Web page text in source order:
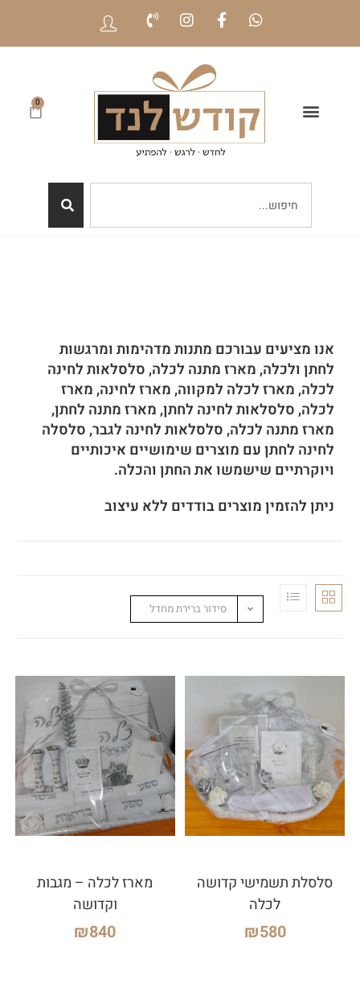
0
אנו מציעים עבורכם מתנות מדהימות ומרגשות
לחתן ולכלה, מארז מתנה לכלה, סלסלאות לחינה
לכלה, מארז לכלה למקווה, מארז לחינה, מארז
לכלה, סלסלאות לחינה לחתן, מארז מתנה לחתן,
מארז מתנה לכלה, סלסלאות לחינה לגבר, סלסלה
לחינה לחתן עם מוצרים שימושיים איכותיים
ויוקרתיים שישמשו את החתן והכלה.
ניתן להזמין מוצרים בודדים ללא עיצוב
סידור ברירת מחדל
סלסלת תשמישי קדושה
לכלה
₪580
מארז לכלה – מגבות
וקדושה
₪840